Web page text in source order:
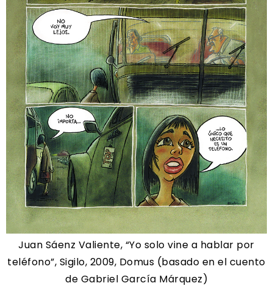
Juan Sáenz Valiente, “Yo solo vine a hablar por
teléfono”, Sigilo, 2009, Domus (basado en el cuento
de Gabriel García Márquez)